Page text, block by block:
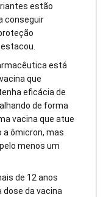
estão
conseguir
está
que
eficácia de
de forma
vacina que atue
a ômicron, mas
menos um
de 12 anos
da vacina